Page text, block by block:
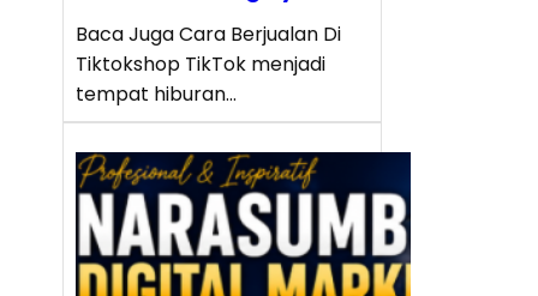
Baca Juga Cara Berjualan Di
Tiktokshop TikTok menjadi
tempat hiburan…